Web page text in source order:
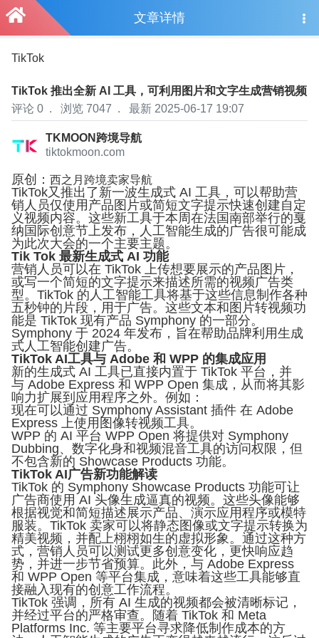
文章详情
TikTok
TikTok 推出全新 AI 工具，可利用图片和文字生成营销视频
评论 0 . 浏览 7047 . 最新 2025-06-17 19:07
TKMOON跨境导航
tiktokmoon.com
原创： 西之月跨境卖家导航
TikTok又推出了新一波生成式 AI 工具，可以帮助营
销人员仅使用产品图片或简短文字提示快速创建自定
义视频内容。这些新工具于本周在法国南部举行的戛
纳国际创意节上发布，人工智能生成的广告很可能成
为此次大会的一个主要主题。
Tik Tok 最新生成式 AI 功能
营销人员可以在 TikTok 上传想要展示的产品图片，
或写一个简短的文字提示来描述所需的视频广告类
型。TikTok 的人工智能工具将基于这些信息制作各种
五秒钟的片段，用于广告。这些文本和图片转视频功
能是 TikTok 现有产品 Symphony 的一部分。
Symphony 于 2024 年发布，旨在帮助品牌利用生成
式人工智能创建广告。
TikTok AI工具与 Adobe 和 WPP 的集成应用
新的生成式 AI 工具已直接内置于 TikTok 平台，并
与 Adobe Express 和 WPP Open 集成，从而将其影
响力扩展到应用程序之外。例如：
现在可以通过 Symphony Assistant 插件 在 Adobe
Express 上使用图像转视频工具。
WPP 的 AI 平台 WPP Open 将提供对 Symphony
Dubbing、数字化身和视频混音工具的访问权限，但
不包含新的 Showcase Products 功能。
TikTok AI广告新功能解读
TikTok 的 Symphony Showcase Products 功能可让
广告商使用 AI 头像生成逼真的视频。这些头像能够
根据视觉和简短描述展示产品、演示应用程序或模特
服装。TikTok 卖家可以将静态图像或文字提示转换为
精美视频，并配上栩栩如生的虚拟形象。通过这种方
式，营销人员可以测试更多创意变化，更快响应趋
势，并进一步节省预算。此外，与 Adobe Express
和 WPP Open 等平台集成，意味着这些工具能够直
接融入现有的创意工作流程。
TikTok 强调，所有 AI 生成的视频都会被清晰标记，
并经过平台的严格审查。随着 TikTok 和 Meta
Platforms Inc. 等主要平台寻求降低制作成本的方